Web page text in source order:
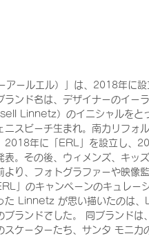
アールエル）」は、2018年に
ランド名は、デザイナーのイー
Linnetz）のイニシャルをと
ニスビーチ生まれ。南カリフォ
2018年に「ERL」を設立し、
表。その後、ウィメンズ、キッ
より、フォトグラファーや映像
」のキャンペーンのキュレー
た Linnetz が思い描いたのは、
ブランドでした。 同ブランド
スケーターたち、サンタ モニカ